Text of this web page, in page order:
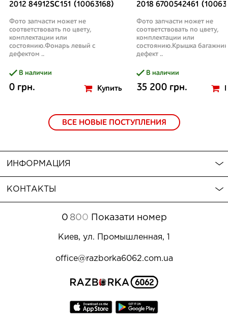
2012 84912SC151 (10063168)
Фото запчасти может не
соответствовать по цвету,
комплектации или
состоянию.Фонарь левый с
дефектом ..
В наличии
0 грн. Купить
2018 6700542461
Фото запчасти может не
соответствовать по цвету,
комплектации или
состоянию.Крышка
дефект ..
В наличии
35 200 грн.
ВСЕ НОВЫЕ ПОСТУПЛЕНИЯ
ИНФОРМАЦИЯ
КОНТАКТЫ
0 800 Показати номер
Киев, ул. Промышленная, 1
office@razborka6062.com.ua